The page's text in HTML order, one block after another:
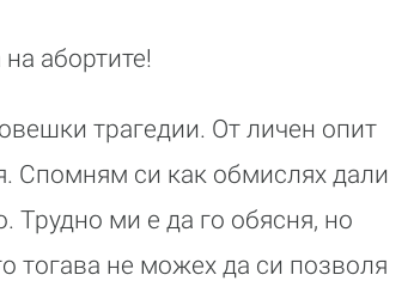
абортите!
трагедии. От личен опит
Спомням си как обмислях дали
Трудно ми е да го обясня, но
тогава не можех да си позволя